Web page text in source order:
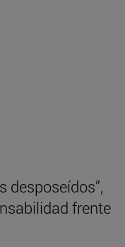
desposeídos”,
frente